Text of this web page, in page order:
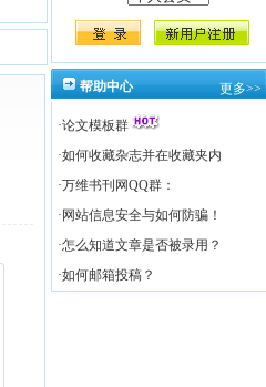
帮助中心 更多>>
·论文模板群
·如何收藏杂志并在收藏夹内
·万维书刊网QQ群：
· 网站信息安全与如何防骗！
·怎么知道文章是否被录用？
·如何邮箱投稿？